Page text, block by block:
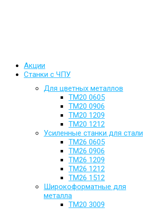
Акции
Станки с ЧПУ
Для цветных металлов
ТМ20 0605
ТМ20 0906
ТМ20 1209
ТМ20 1212
Усиленные станки для стали
ТМ26 0605
ТМ26 0906
ТМ26 1209
ТМ26 1212
ТМ26 1512
Широкоформатные для
металла
ТМ20 3009